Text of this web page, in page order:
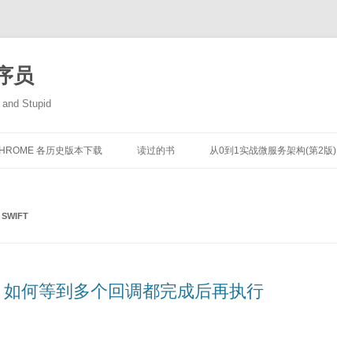
员
Stupid
各历史版本下载 读过的书 从0到1实战微服务架构(第2版)
SWIFT
何等到多个回调都完成后再执行